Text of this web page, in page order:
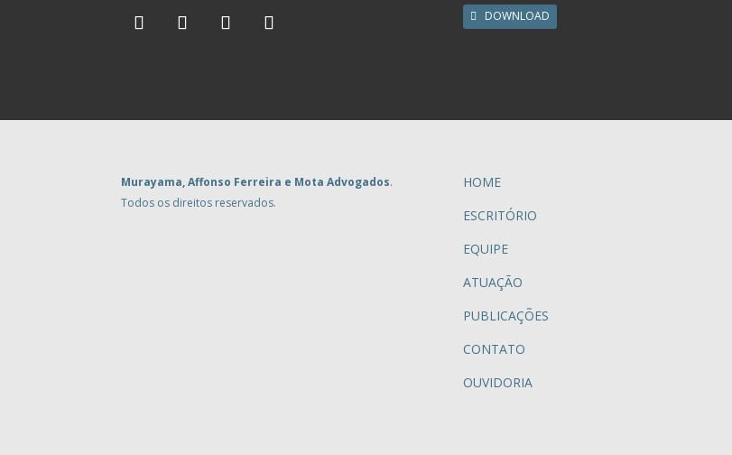
DOWNLOAD
Murayama, Affonso Ferreira e Mota Advogados.
Todos os direitos reservados.
HOME
ESCRITÓRIO
EQUIPE
ATUAÇÃO
PUBLICAÇÕES
CONTATO
OUVIDORIA